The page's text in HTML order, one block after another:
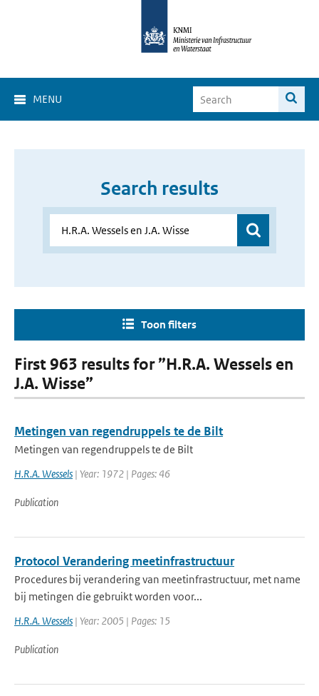
MENU
Search results
Toon filters
First 963 results for ”H.R.A. Wessels en
J.A. Wisse”
Metingen van regendruppels te de Bilt
Metingen van regendruppels te de Bilt
H.R.A. Wessels | Year: 1972 | Pages: 46
Publication
Protocol Verandering meetinfrastructuur
Procedures bij verandering van meetinfrastructuur, met name
bij metingen die gebruikt worden voor...
H.R.A. Wessels | Year: 2005 | Pages: 15
Publication